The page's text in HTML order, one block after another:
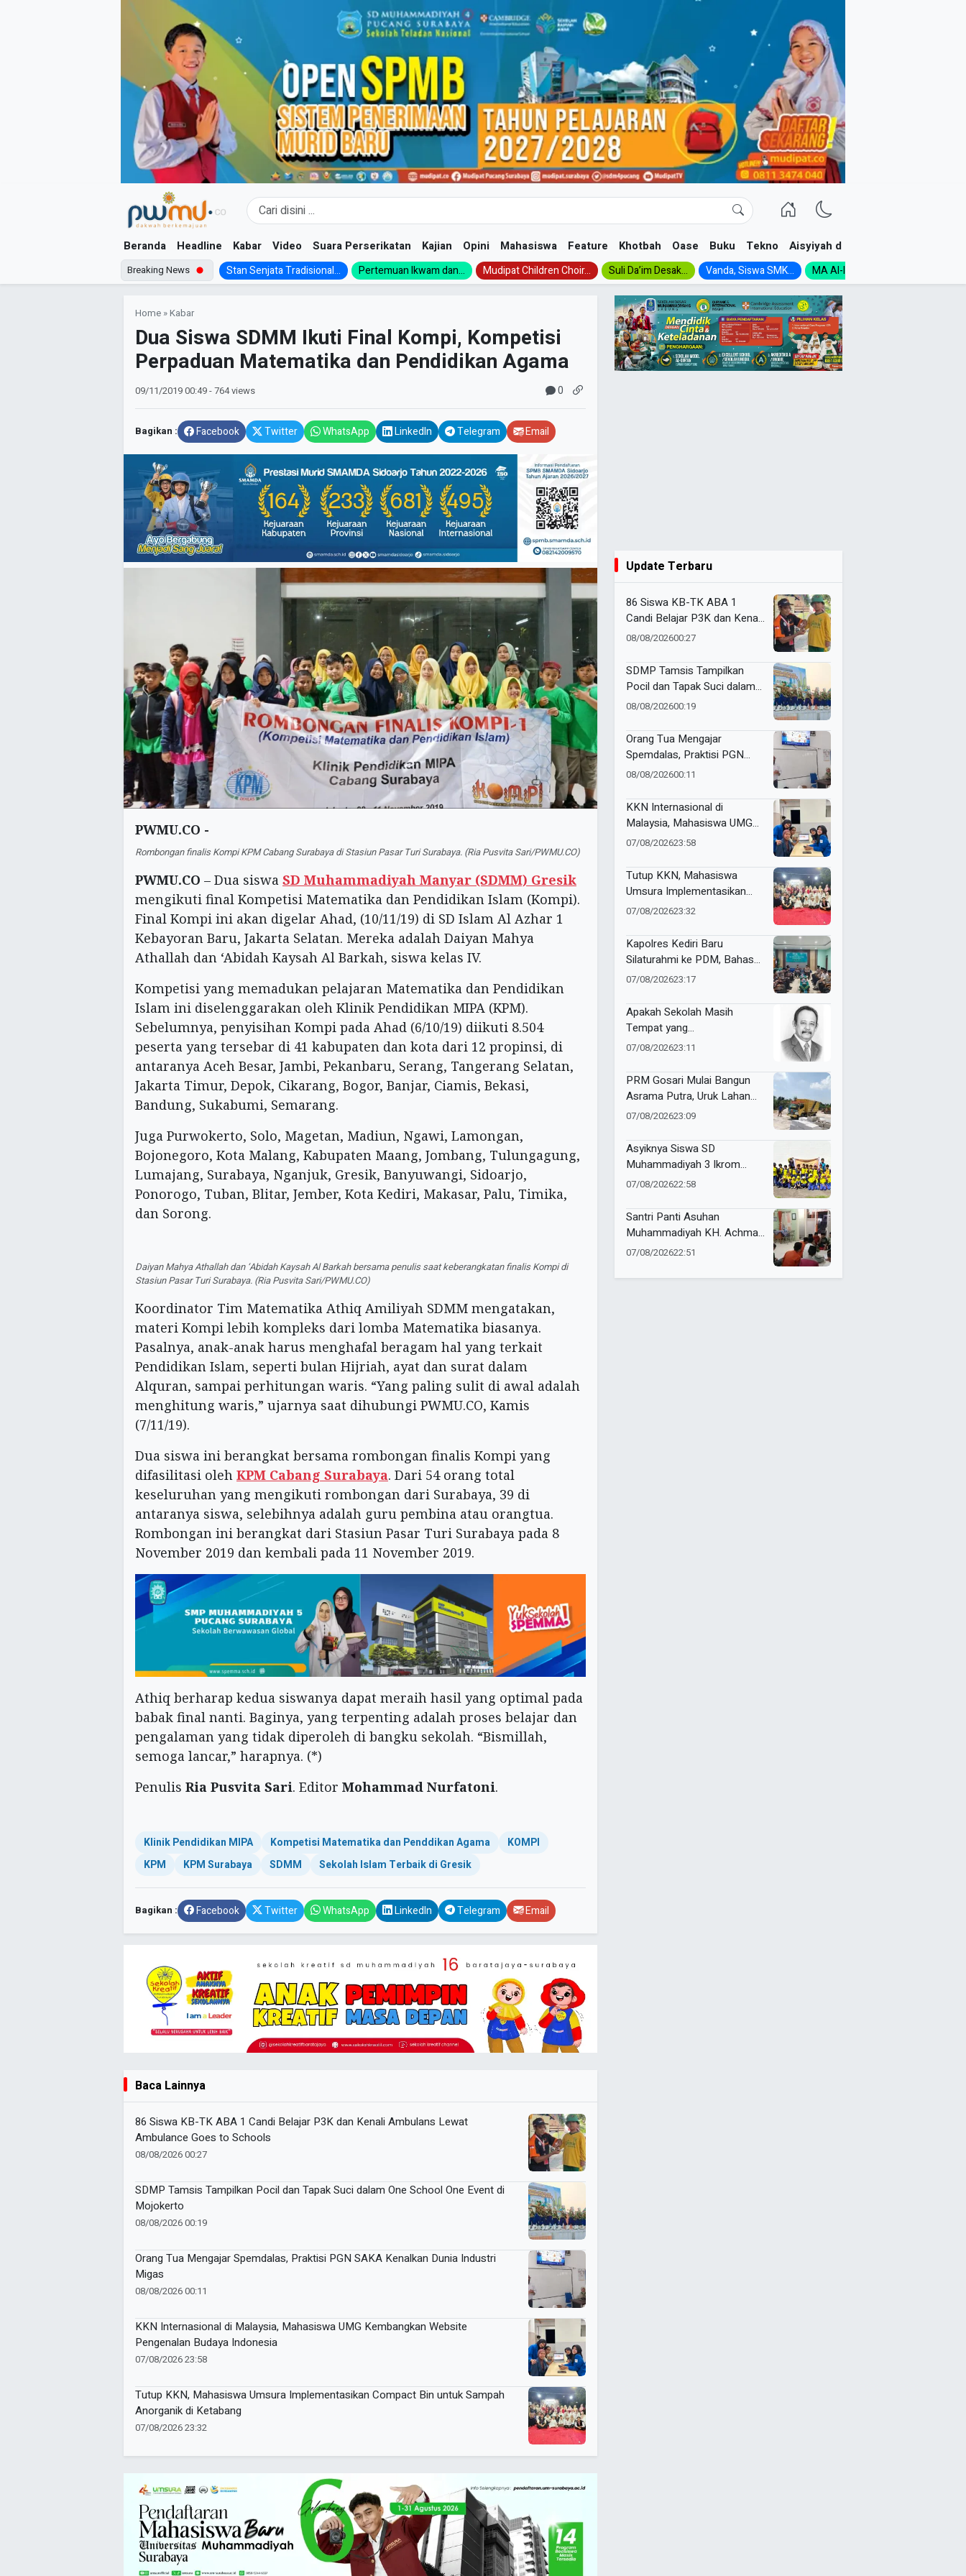
Beranda Headline Kabar Video Suara Perserikatan Kajian Opini Mahasiswa Feature Khotbah Oase Buku Tekno Aisyiyah dan NA
Breaking News Stan Senjata Tradisional... Pertemuan Ikwam dan... Mudipat Children Choir... Suli Da’im Desak... Vanda, Siswa SMK... MA Al-Ishlah Gelar...
Home »Kabar
Dua Siswa SDMM Ikuti Final Kompi, Kompetisi
Perpaduan Matematika dan Pendidikan Agama
09/11/201900:49- 764 views 0
Bagikan : Facebook Twitter WhatsApp LinkedIn Telegram Email
PWMU.CO -
Rombongan finalis Kompi KPM Cabang Surabaya di Stasiun Pasar Turi Surabaya. (Ria Pusvita Sari/PWMU.CO)
PWMU.CO – Dua siswa SD Muhammadiyah Manyar (SDMM) Gresik
mengikuti final Kompetisi Matematika dan Pendidikan Islam (Kompi).
Final Kompi ini akan digelar Ahad, (10/11/19) di SD Islam Al Azhar 1
Kebayoran Baru, Jakarta Selatan. Mereka adalah Daiyan Mahya
Athallah dan ‘Abidah Kaysah Al Barkah, siswa kelas IV.
Kompetisi yang memadukan pelajaran Matematika dan Pendidikan
Islam ini diselenggarakan oleh Klinik Pendidikan MIPA (KPM).
Sebelumnya, penyisihan Kompi pada Ahad (6/10/19) diikuti 8.504
peserta yang tersebar di 41 kabupaten dan kota dari 12 propinsi, di
antaranya Aceh Besar, Jambi, Pekanbaru, Serang, Tangerang Selatan,
Jakarta Timur, Depok, Cikarang, Bogor, Banjar, Ciamis, Bekasi,
Bandung, Sukabumi, Semarang.
Juga Purwokerto, Solo, Magetan, Madiun, Ngawi, Lamongan,
Bojonegoro, Kota Malang, Kabupaten Maang, Jombang, Tulungagung,
Lumajang, Surabaya, Nganjuk, Gresik, Banyuwangi, Sidoarjo,
Ponorogo, Tuban, Blitar, Jember, Kota Kediri, Makasar, Palu, Timika,
dan Sorong.
Daiyan Mahya Athallah dan ‘Abidah Kaysah Al Barkah bersama penulis saat keberangkatan finalis Kompi di
Stasiun Pasar Turi Surabaya. (Ria Pusvita Sari/PWMU.CO)
Koordinator Tim Matematika Athiq Amiliyah SDMM mengatakan,
materi Kompi lebih kompleks dari lomba Matematika biasanya.
Pasalnya, anak-anak harus menghafal beragam hal yang terkait
Pendidikan Islam, seperti bulan Hijriah, ayat dan surat dalam
Alquran, sampai perhitungan waris. “Yang paling sulit di awal adalah
menghitung waris,” ujarnya saat dihubungi PWMU.CO, Kamis
(7/11/19).
Dua siswa ini berangkat bersama rombongan finalis Kompi yang
difasilitasi oleh KPM Cabang Surabaya. Dari 54 orang total
keseluruhan yang mengikuti rombongan dari Surabaya, 39 di
antaranya siswa, selebihnya adalah guru pembina atau orangtua.
Rombongan ini berangkat dari Stasiun Pasar Turi Surabaya pada 8
November 2019 dan kembali pada 11 November 2019.
Athiq berharap kedua siswanya dapat meraih hasil yang optimal pada
babak final nanti. Baginya, yang terpenting adalah proses belajar dan
pengalaman yang tidak diperoleh di bangku sekolah. “Bismillah,
semoga lancar,” harapnya. (*)
Penulis Ria Pusvita Sari. Editor Mohammad Nurfatoni.
Klinik Pendidikan MIPA Kompetisi Matematika dan Penddikan Agama
KOMPI
KPM
KPM Surabaya SDMM Sekolah Islam Terbaik di Gresik
Bagikan : Facebook Twitter WhatsApp LinkedIn Telegram Email
Baca Lainnya
86 Siswa KB-TK ABA 1 Candi Belajar P3K dan Kenali Ambulans Lewat
Ambulance Goes to Schools
08/08/2026 00:27
SDMP Tamsis Tampilkan Pocil dan Tapak Suci dalam One School One Event di
Mojokerto
08/08/2026 00:19
Orang Tua Mengajar Spemdalas, Praktisi PGN SAKA Kenalkan Dunia Industri
Migas
08/08/2026 00:11
KKN Internasional di Malaysia, Mahasiswa UMG Kembangkan Website
Pengenalan Budaya Indonesia
07/08/2026 23:58
Tutup KKN, Mahasiswa Umsura Implementasikan Compact Bin untuk Sampah
Anorganik di Ketabang
07/08/2026 23:32
Update Terbaru
86 Siswa KB-TK ABA 1
Candi Belajar P3K dan Kenali
Ambulans Lewat Ambulance
08/08/202600:27
SDMP Tamsis Tampilkan
Pocil dan Tapak Suci dalam
One School One Event di
08/08/202600:19
Orang Tua Mengajar
Spemdalas, Praktisi PGN
SAKA Kenalkan Dunia
08/08/202600:11
KKN Internasional di
Malaysia, Mahasiswa UMG
Kembangkan Website
Indonesia
07/08/202623:58
Tutup KKN, Mahasiswa
Umsura Implementasikan
Compact Bin untuk Sampah
07/08/202623:32
Kapolres Kediri Baru
Silaturahmi ke PDM, Bahas
Sinergi Jaga Kamtibmas
07/08/202623:17
Apakah Sekolah Masih
Tempat yang
Menyenangkan?
07/08/202623:11
PRM Gosari Mulai Bangun
Asrama Putra, Uruk Lahan
dengan 81 Dump Truck
07/08/202623:09
Asyiknya Siswa SD
Muhammadiyah 3 Ikrom
Belajar Membatik dengan
07/08/202622:58
Santri Panti Asuhan
Muhammadiyah KH. Achmad
Dahlan Latih Kepemimpinan
Agustusan
07/08/202622:51